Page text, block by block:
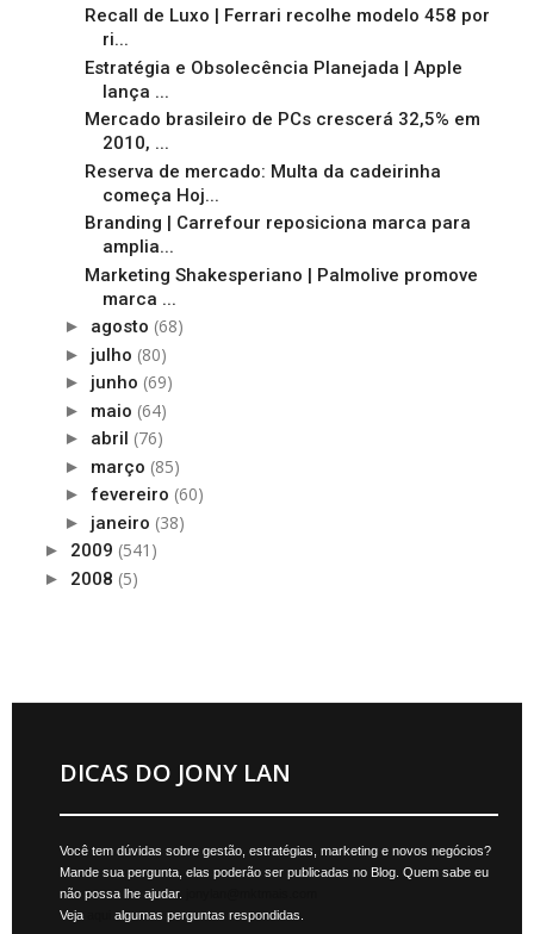
Recall de Luxo | Ferrari recolhe modelo 458 por
ri...
Estratégia e Obsolecência Planejada | Apple
lança ...
Mercado brasileiro de PCs crescerá 32,5% em
2010, ...
Reserva de mercado: Multa da cadeirinha
começa Hoj...
Branding | Carrefour reposiciona marca para
amplia...
Marketing Shakesperiano | Palmolive promove
marca ...
► agosto (68)
► julho (80)
► junho (69)
► maio (64)
► abril (76)
► março (85)
► fevereiro (60)
► janeiro (38)
► 2009 (541)
► 2008 (5)
DICAS DO JONY LAN
Você tem dúvidas sobre gestão, estratégias, marketing e novos negócios?
Mande sua pergunta, elas poderão ser publicadas no Blog. Quem sabe eu
não possa lhe ajudar.
Veja
algumas perguntas respondidas.